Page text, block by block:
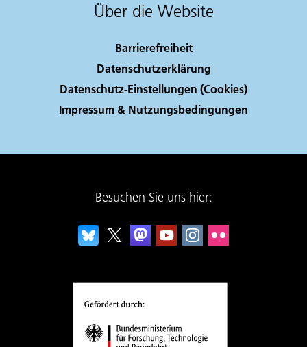
Über die Website
Barrierefreiheit
Datenschutzerklärung
Datenschutz-Einstellungen (Cookies)
Impressum & Nutzungsbedingungen
Besuchen Sie uns hier: